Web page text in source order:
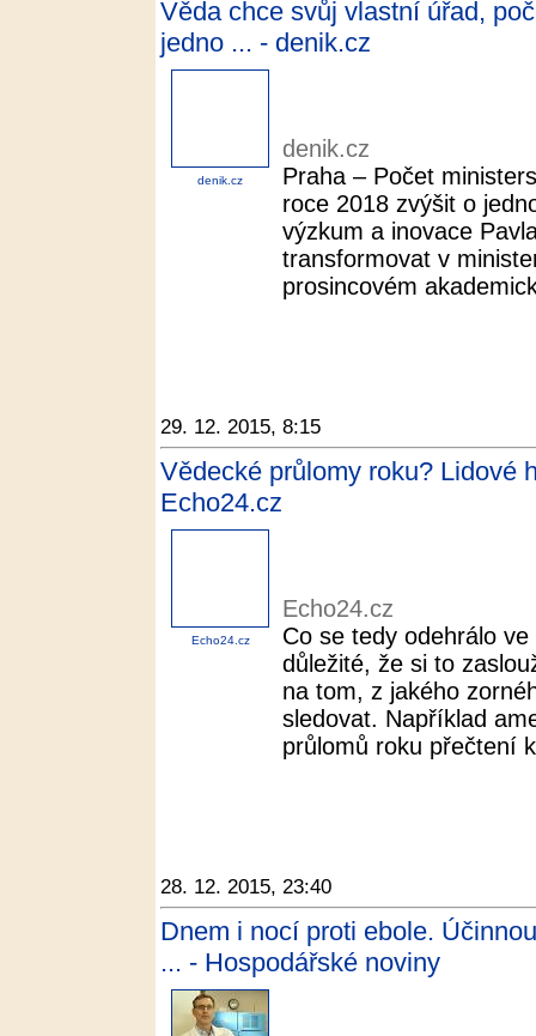
Věda chce svůj vlastní úřad,
jedno ... - denik.cz
denik.cz
denik.cz
Praha – Počet
roce 2018 zvýšit o
výzkum a inovace
transformovat v
prosincovém
29. 12. 2015, 8:15
Vědecké průlomy roku? Lidové
Echo24.cz
Echo24.cz
Echo24.cz
Co se tedy odehrálo
důležité, že si to
na tom, z jakého
sledovat. Například
průlomů roku přečtení
28. 12. 2015, 23:40
Dnem i nocí proti ebole.
... - Hospodářské noviny